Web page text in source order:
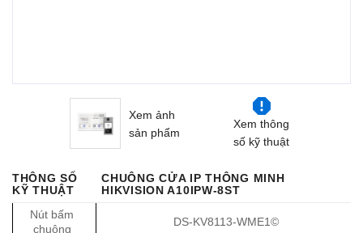
Xem ảnh
sản phẩm
Xem thông
số kỹ thuật
THÔNG SỐ
KỸ THUẬT
CHUÔNG CỬA IP THÔNG MINH
HIKVISION A10IPW-8ST
Nút bấm
chuông
DS-KV8113-WME1©